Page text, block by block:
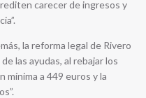
carecer de ingresos y
la reforma legal de Rivero
las ayudas, al rebajar los
mínima a 449 euros y la